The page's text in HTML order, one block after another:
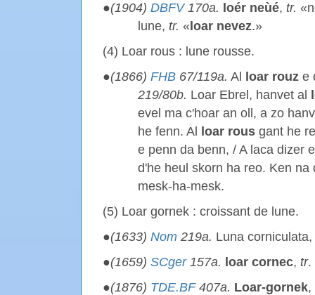
●(1904) DBFV170a. loér neùé, tr.
lune, tr. « loar nevez.»
(4) Loar rous : lune rousse.
●(1866) FHB 67/119a. Al loar rouz e
219/80b. Loar Ebrel, hanvet al
evel ma c'hoar an oll, a zo
he fenn. Al
loar rous gant he
e penn da benn, / A laca dizer
d'he heul skorn ha reo. Ken
mesk-ha-mesk.
(5) Loar gornek : croissant de lune.
●(1633) Nom 219a. Luna
●(1659) SCger157a. loar cornec, tr.
●(1876) TDE.BF407a. Loar-gornek,